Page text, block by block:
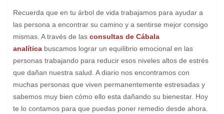
Recuerda que en tu árbol de vida trabajamos para ayudar a
las persona a encontrar su camino y a sentirse mejor consigo
mismas. A través de las consultas de Cábala
analítica buscamos lograr un equilibrio emocional en las
personas trabajando para reducir esos niveles altos de estrés
que dañan nuestra salud. A diario nos encontramos con
muchas personas que viven permanentemente estresadas y
sabemos muy bien cómo ello esta dañando su bienestar. Hoy
te lo contamos para que puedas poner remedio desde ahora.